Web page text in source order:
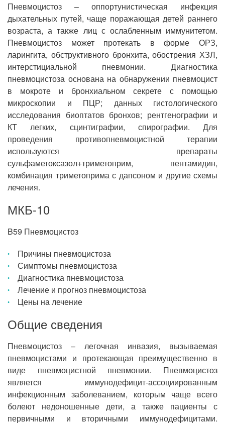
Пневмоцистоз – оппортунистическая инфекция
дыхательных путей, чаще поражающая детей раннего
возраста, а также лиц с ослабленным иммунитетом.
Пневмоцистоз может протекать в форме ОРЗ,
ларингита, обструктивного бронхита, обострения ХЗЛ,
интерстициальной пневмонии. Диагностика
пневмоцистоза основана на обнаружении пневмоцист
в мокроте и бронхиальном секрете с помощью
микроскопии и ПЦР; данных гистологического
исследования биоптатов бронхов; рентгенографии и
КТ легких, сцинтиграфии, спирографии. Для
проведения противопневмоцистной терапии
используются препараты
сульфаметоксазол+триметоприм, пентамидин,
комбинация триметоприма с дапсоном и другие схемы
лечения.
МКБ-10
B59 Пневмоцистоз
Причины пневмоцистоза
Симптомы пневмоцистоза
Диагностика пневмоцистоза
Лечение и прогноз пневмоцистоза
Цены на лечение
Общие сведения
Пневмоцистоз – легочная инвазия, вызываемая
пневмоцистами и протекающая преимущественно в
виде пневмоцистной пневмонии. Пневмоцистоз
является иммунодефицит-ассоциированным
инфекционным заболеванием, которым чаще всего
болеют недоношенные дети, а также пациенты с
первичными и вторичными иммунодефицитами.